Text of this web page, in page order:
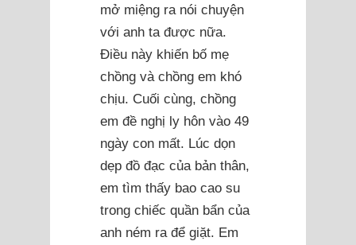
mở miệng ra nói chuyện
với anh ta được nữa.
Điều này khiến bố mẹ
chồng và chồng em khó
chịu. Cuối cùng, chồng
em đề nghị ly hôn vào 49
ngày con mất. Lúc dọn
dẹp đồ đạc của bản thân,
em tìm thấy bao cao su
trong chiếc quần bẩn của
anh ném ra để giặt. Em